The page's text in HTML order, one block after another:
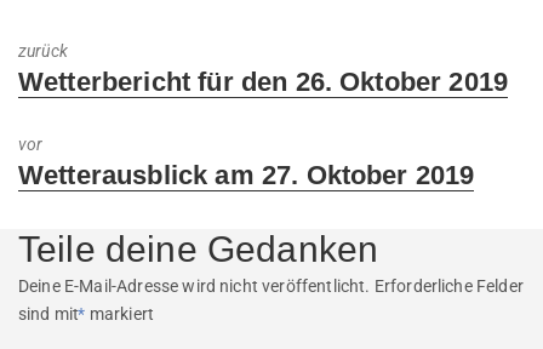
zurück
Previous
Wetterbericht für den 26. Oktober 2019
vor
Next
Wetterausblick am 27. Oktober 2019
Teile deine Gedanken
Deine E-Mail-Adresse wird nicht veröffentlicht. Erforderliche Felder
sind mit* markiert